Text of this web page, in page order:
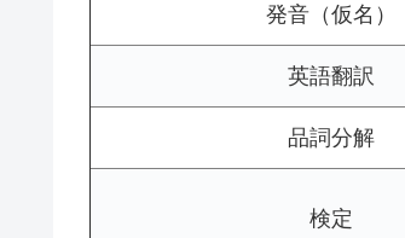
発音（仮名）
英語翻訳
品詞分解
検定